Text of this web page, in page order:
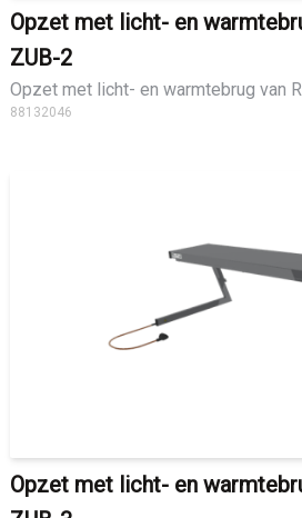
Opzet met licht- en
ZUB-2
Opzet met licht- en warmtebrug van
88132046
Opzet met licht- en